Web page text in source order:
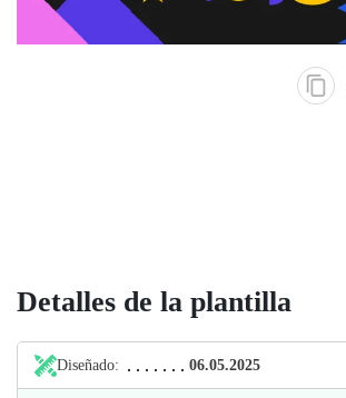
Detalles de la plantilla
Diseñado: 06.05.2025